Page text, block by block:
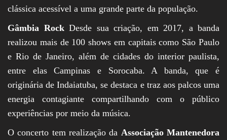
clássica acessível a uma grande parte da população.
Gâmbia Rock Desde sua criação, em 2017, a banda
realizou mais de 100 shows em capitais como São Paulo
e Rio de Janeiro, além de cidades do interior paulista,
entre elas Campinas e Sorocaba. A banda, que é
originária de Indaiatuba, se destaca e traz aos palcos uma
energia contagiante compartilhando com o público
experiências por meio da música.
O concerto tem realização da Associação Mantenedora